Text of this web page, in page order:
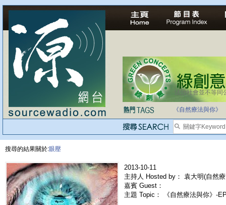
法治社會並不等同
《自然療法與你》
搜尋的結果關於:眼壓
2013-10-11
主持人 Hosted by： 袁大明(自然
嘉賓 Guest：
主題 Topic： 《自然療法與你》-